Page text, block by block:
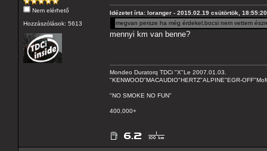
Nem elérhető
Hozzászólások: 5613
Idézetet írta: loranger - 2015.02.19 csütörtök, 18:55:20
megvan persze ha még érdekel,bocsi nem vettem
mennyi km van benne?
Mondeo Duratorq TDCi "X"Le 2007.01.03.
"KENWOOD"MACAUDIO"HERTZ"ALPINE"EGR-
"NO SMOKE NO FUN"
400,000+